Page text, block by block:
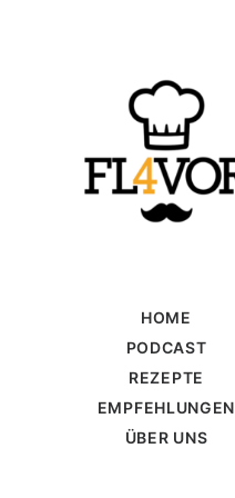
HOME
PODCAST
REZEPTE
EMPFEHLUNGEN
ÜBER UNS